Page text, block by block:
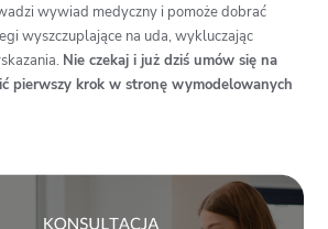
wywiad medyczny i pomoże dobrać
wyszczuplające na uda, wykluczając
Nie czekaj i już dziś umów się na
pierwszy krok w stronę wymodelowanych